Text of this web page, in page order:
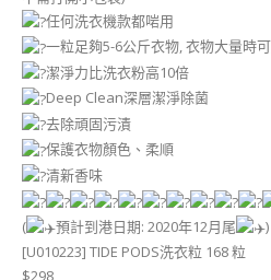
任何洗衣機款都啱用
一粒足夠5-6公斤衣物, 衣物大量時
潔淨力比洗衣粉高10倍
Deep Clean深層潔淨除菌
去除頑固污漬
保護衣物顏色、柔順
清新香味
( 預計到港日期: 2020年12月尾
)
[U010223] TIDE PODS洗衣粒 168 粒
$298